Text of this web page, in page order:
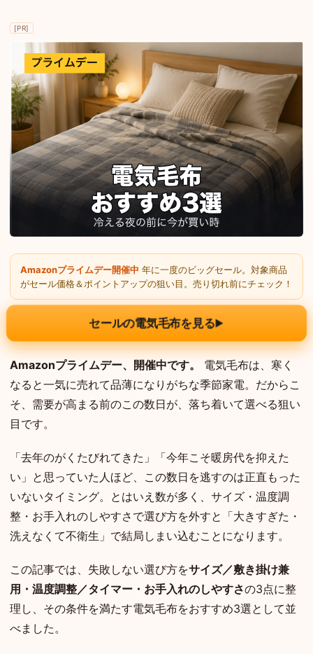
[PR]
Amazonプライムデー開催中 年に一度のビッグセール。対象商品
がセール価格＆ポイントアップの狙い目。売り切れ前にチェック！
セールの電気毛布を見る▶
Amazonプライムデー、開催中です。
電気毛布は、寒く
なると一気に売れて品薄になりがちな季節家電。だからこ
そ、需要が高まる前のこの数日が、落ち着いて選べる狙い
目です。
「去年のがくたびれてきた」「今年こそ暖房代を抑えた
い」と思っていた人ほど、この数日を逃すのは正直もった
いないタイミング。とはいえ数が多く、サイズ・温度調
整・お手入れのしやすさで選び方を外すと「大きすぎた・
洗えなくて不衛生」で結局しまい込むことになります。
この記事では、失敗しない選び方をサイズ／敷き掛け兼
用・温度調整／タイマー・お手入れのしやすさの3点に整
理し、その条件を満たす電気毛布をおすすめ3選として並
べました。